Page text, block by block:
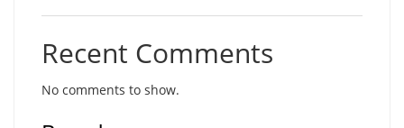
Recent Comments
No comments to show.